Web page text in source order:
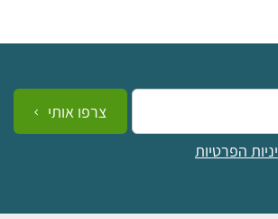
הפרטיות
צרפו אותי